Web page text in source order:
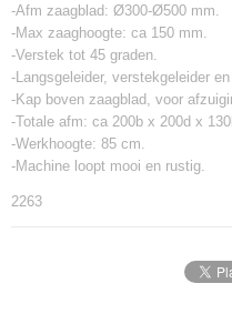
-Afm zaagblad: Ø300-Ø500 mm.
-Max zaaghoogte: ca 150 mm.
-Verstek tot 45 graden.
-Langsgeleider, verstekgeleider
-Kap boven zaagblad, voor
-Totale afm: ca 200b x 200d x
-Werkhoogte: 85 cm.
-Machine loopt mooi en rustig.
2263